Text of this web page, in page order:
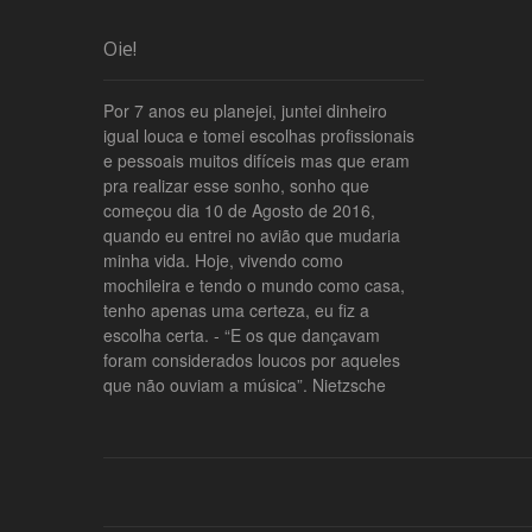
Oie!
Por 7 anos eu planejei, juntei dinheiro
igual louca e tomei escolhas profissionais
e pessoais muitos difíceis mas que eram
pra realizar esse sonho, sonho que
começou dia 10 de Agosto de 2016,
quando eu entrei no avião que mudaria
minha vida. Hoje, vivendo como
mochileira e tendo o mundo como casa,
tenho apenas uma certeza, eu fiz a
escolha certa. - “E os que dançavam
foram considerados loucos por aqueles
que não ouviam a música”. Nietzsche